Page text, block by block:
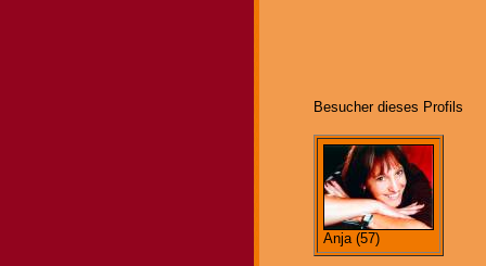
Besucher dieses Profils
Anja (57)